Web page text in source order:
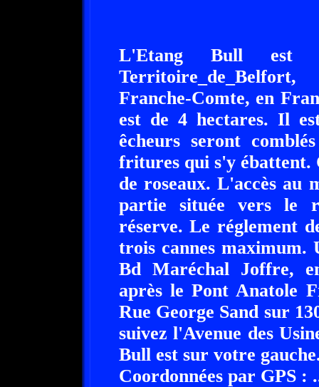
L'Etang Bull
Franche-Comte, en
est de 4 hectares. Il
êcheurs seront
fritures qui s'y ébattent.
de roseaux. L'accès
partie située vers le
réserve. Le réglement
trois cannes maximum.
Bd Maréchal Joffre,
après le Pont Anatole
Rue George Sand sur
suivez l'Avenue des
Bull est sur votre
Coordonnées par GPS :